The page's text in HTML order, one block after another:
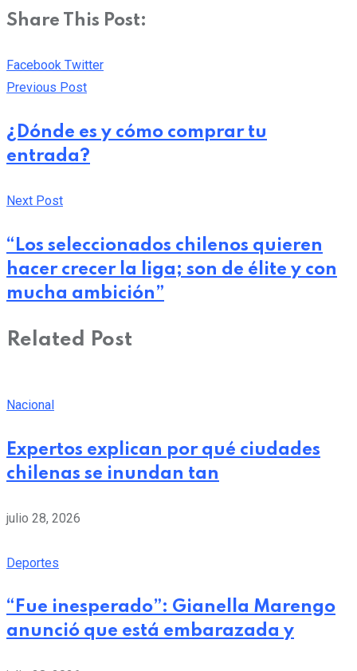
Share This Post:
Facebook TwitterPinterest
Whatsapp
Cloud
StumbleUpon
Print
Share
Previous Post
¿Dónde es y cómo comprar tu
entrada?
Next Post
“Los seleccionados chilenos quieren
hacer crecer la liga; son de élite y con
mucha ambición”
Related Post
Nacional
Expertos explican por qué ciudades
chilenas se inundan tan
julio 28, 2026
Deportes
“Fue inesperado”: Gianella Marengo
anunció que está embarazada y